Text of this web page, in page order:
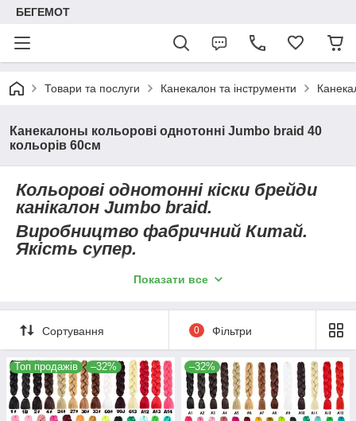
БЕГЕМОТ
Товари та послуги Канекалон та інструменти
Канекалоны кольорові однотонні Jumbo braid 40
кольорів 60см
Кольорові однотонні кіски брейди
канікалон Jumbo braid.
Виробництво фабричний Китай.
Якість супер.
Термостійкий, робоча температура
до 230° С, при необхідності можна
додатково гофрировать, надавати
потрібну форму плойками.
Вага пасма - 100 ± 5 грам, довжина
коси 60± 5см, расплетенной 120 ±
10див.
Палітра 40 кольорів.
Показати все
Сортування 0 Фільтри
Топ продажів –32% –32%